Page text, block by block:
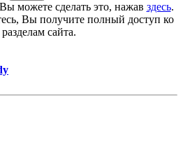
можете сделать это, нажав здесь.
Вы получите полный доступ ко
сайта.